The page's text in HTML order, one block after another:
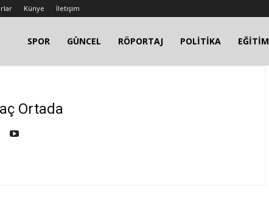
Künye İletişim
SPOR GÜNCEL RÖPORTAJ POLİTİKA EĞİTİM
Ortada